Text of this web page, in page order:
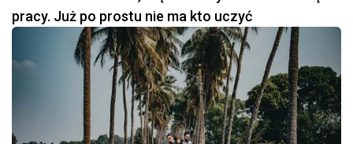
pracy. Już po prostu nie ma kto uczyć